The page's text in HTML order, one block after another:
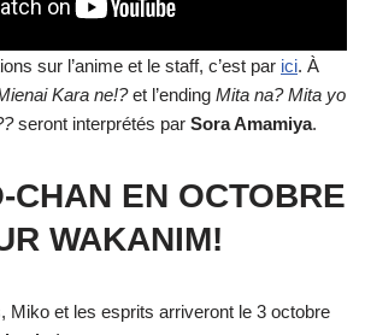
sur l’anime et le staff, c’est par ici. À
Kara ne!?et l’ending Mita na? Mita yo
seront interprétés par Sora Amamiya.
CHAN EN OCTOBRE
WAKANIM!
Miko et les esprits arriveront le 3 octobre